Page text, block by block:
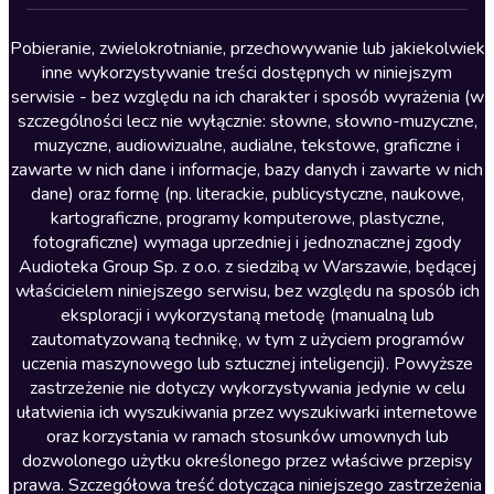
Lektury szkolne
Literatura anglojęzyczna
Literatura faktu
Literatura obyczajowa
Literatura piękna obca
Literatura piękna polska
Nagrania relaksacyjne
Nauka języków
Nauki humanistyczne
Podcasty i audycje
Polityka
Prasa
Religia
Pobieranie, zwielokrotnianie, przechowywanie lub jakiekolwiek
inne wykorzystywanie treści dostępnych w niniejszym
serwisie - bez względu na ich charakter i sposób wyrażenia (w
szczególności lecz nie wyłącznie: słowne, słowno-muzyczne,
muzyczne, audiowizualne, audialne, tekstowe, graficzne i
zawarte w nich dane i informacje, bazy danych i zawarte w nich
dane) oraz formę (np. literackie, publicystyczne, naukowe,
kartograficzne, programy komputerowe, plastyczne,
fotograficzne) wymaga uprzedniej i jednoznacznej zgody
Audioteka Group Sp. z o.o. z siedzibą w Warszawie, będącej
właścicielem niniejszego serwisu, bez względu na sposób ich
eksploracji i wykorzystaną metodę (manualną lub
zautomatyzowaną technikę, w tym z użyciem programów
uczenia maszynowego lub sztucznej inteligencji). Powyższe
zastrzeżenie nie dotyczy wykorzystywania jedynie w celu
ułatwienia ich wyszukiwania przez wyszukiwarki internetowe
oraz korzystania w ramach stosunków umownych lub
dozwolonego użytku określonego przez właściwe przepisy
prawa. Szczegółowa treść dotycząca niniejszego zastrzeżenia